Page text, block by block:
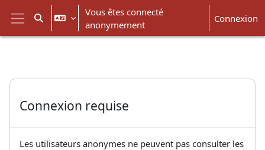
Passer au contenu principal
Panneau latéral
Activer/désactiver la saisie de recherche
Vous êtes connecté
anonymement
Connexion
Connexion requise
Les utilisateurs anonymes ne peuvent pas consulter les